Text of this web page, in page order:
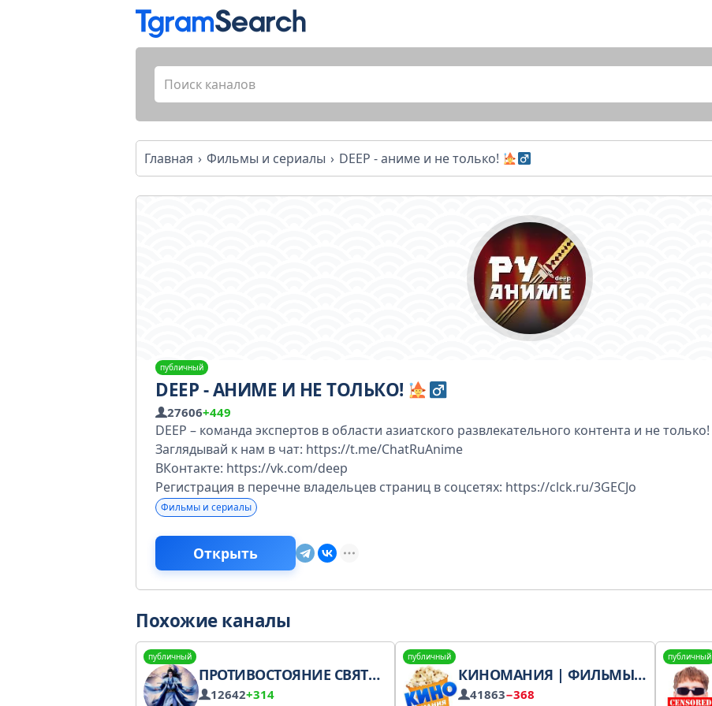
Главная Фильмы и сериалы DEEP - аниме и не только!
публичный
DEEP - АНИМЕ И НЕ ТОЛЬКО!
27606+449
DEEP – команда экспертов в области азиатского развлекательного контента и не только!
Заглядывай к нам в чат: https://t.me/ChatRuAnime
ВКонтакте: https://vk.com/deep
Регистрация в перечне владельцев страниц в соцсетях: https://clck.ru/3GECJo
Фильмы и сериалы
Открыть
Похожие каналы
публичный
ПРОТИВОСТОЯНИЕ СВЯТОГО
12642+314
публичный
КИНОМАНИЯ | ФИЛЬМЫ ОНЛАЙН 2020
41863−368
публичный